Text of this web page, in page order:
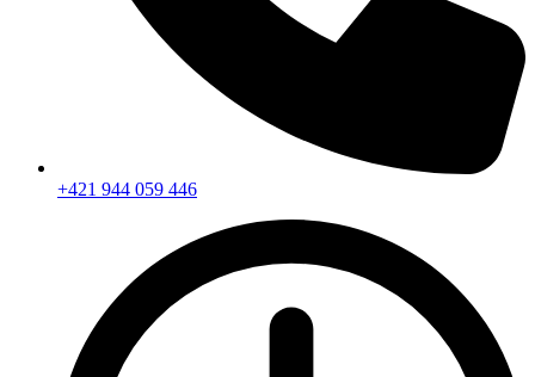
+421 944 059 446